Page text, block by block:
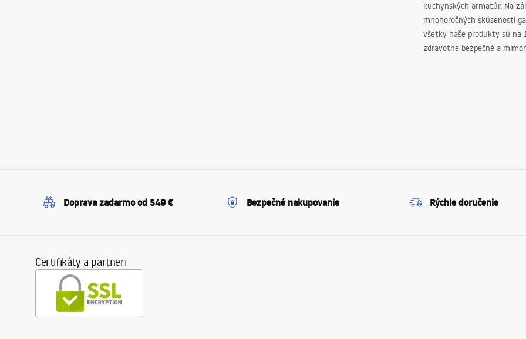
kuchynských armatúr. Na
mnohoročných skúseností
všetky naše produkty sú na
zdravotne bezpečné a
Doprava zadarmo od 549 € Bezpečné nakupovanie Rýchle doručenie
Certifikáty a partneri